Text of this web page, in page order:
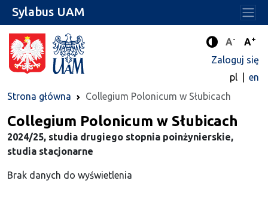
Tryb
A- A+
Zaloguj się
pl
en
Strona główna
Collegium Polonicum w Słubicach
Sylabus UAM
Collegium Polonicum w Słubicach
2024/25, studia drugiego stopnia poinżynierskie,
studia stacjonarne
Brak danych do wyświetlenia